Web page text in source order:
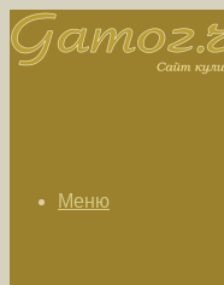
Меню